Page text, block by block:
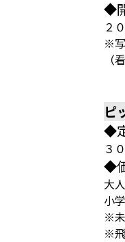
◆
２
※
（
ピ
◆
３
◆
大
小
※
※飛